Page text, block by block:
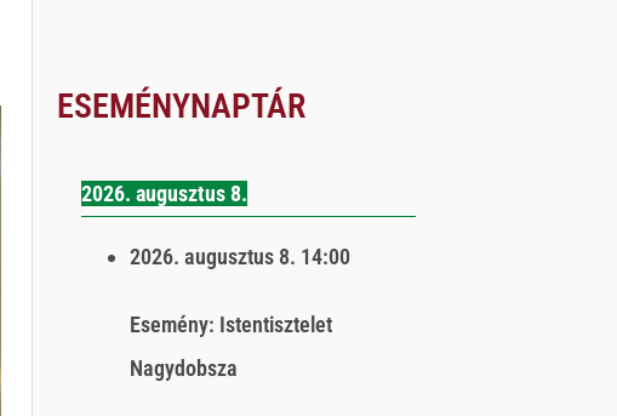
ESEMÉNYNAPTÁR
2026. augusztus 8.
2026. augusztus 8. 14:00
Esemény: Istentisztelet
Nagydobsza